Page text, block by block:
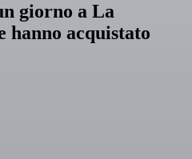
giorno a La
hanno acquistato